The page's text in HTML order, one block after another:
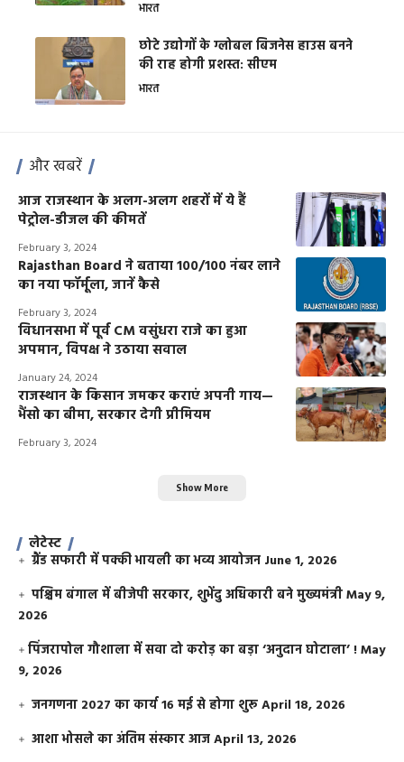
भारत
छोटे उद्योगों के ग्लोबल बिजनेस हाउस बनने
की राह होगी प्रशस्त: सीएम
भारत
और खबरें
आज राजस्थान के अलग-अलग शहरों में ये हैं
पेट्रोल-डीजल की कीमतें
February 3, 2024
Rajasthan Board ने बताया 100/100 नंबर लाने
का नया फॉर्मूला, जानें कैसे
February 3, 2024
विधानसभा में पूर्व CM वसुंधरा राजे का हुआ
अपमान, विपक्ष ने उठाया सवाल
January 24, 2024
राजस्थान के किसान जमकर कराएं अपनी गाय—
भैंसो का बीमा, सरकार देगी प्रीमियम
February 3, 2024
Show More
लेटेस्ट
ग्रैंड सफारी में पक्की भायली का भव्य आयोजन June 1, 2026
पश्चिम बंगाल में बीजेपी सरकार, शुभेंदु अधिकारी बने मुख्यमंत्रीMay 9,
2026
​पिंजरापोल गौशाला में सवा दो करोड़ का बड़ा ‘अनुदान घोटाला’ !May
9, 2026
जनगणना 2027 का कार्य 16 मई से होगा शुरूApril 18, 2026
आशा भोसले का अंतिम संस्कार आजApril 13, 2026